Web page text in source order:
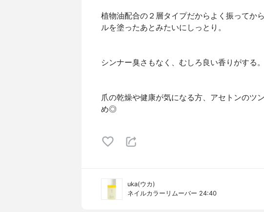
植物油配合の２層タイプだからよく振ってか
ルを塗ったあとみたいにしっとり。
シンナー臭さもなく、むしろ良い香りがする。
爪の乾燥や健康が気になる方、アセトンのツ
め◎
uka(ウカ)
ネイルカラーリムーバー 24:40